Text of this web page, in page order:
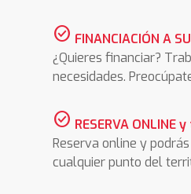
check_circle FINANCIACIÓN A
¿Quieres financiar?
necesidades.
check_circle RESERVA ONLINE
Reserva online y
cualquier punto del